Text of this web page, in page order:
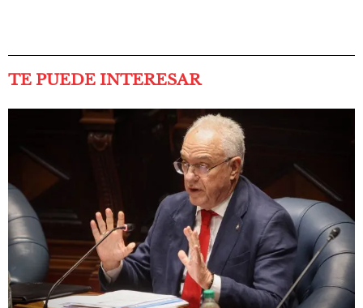
TE PUEDE INTERESAR